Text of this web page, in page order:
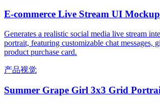
E-commerce Live Stream UI Mockup
Generates a realistic social media live stream
portrait, featuring customizable chat messages,
product purchase card.
产品视觉
Summer Grape Girl 3x3 Grid